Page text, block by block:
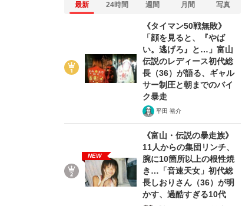
最新 24時間 週間 月間 写真
《タイマン50戦無敗》
「顔を見ると、『やば
い。逃げろ』と…」富山
伝説のレディース初代総
長（36）が語る、ギャル
サー制圧と朝までのバイ
ク暴走
平田 裕介
NEW
《富山・伝説の暴走族》
11人からの集団リンチ、
腕に10箇所以上の根性焼
き…「音速天女」初代総
長しおりさん（36）が明
かす、過酷すぎる10代